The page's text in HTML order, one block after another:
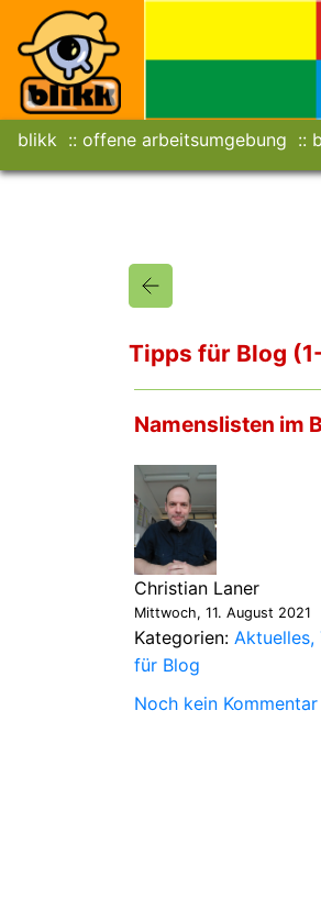
blikk offene arbeitsumgebung
Tipps für Blog
Namenslisten im
Christian Laner
Mittwoch, 11. August 2021
Kategorien: Aktuelles
für Blog
Noch kein Kommentar